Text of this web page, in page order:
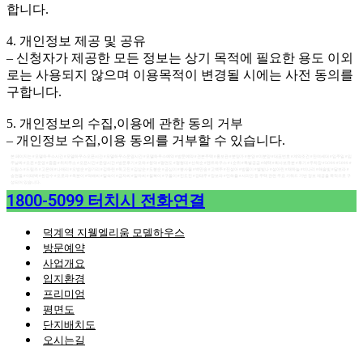
합니다.
4. 개인정보 제공 및 공유
– 신청자가 제공한 모든 정보는 상기 목적에 필요한 용도 이외
로는 사용되지 않으며 이용목적이 변경될 시에는 사전 동의를
구합니다.
5. 개인정보의 수집,이용에 관한 동의 거부
– 개인정보 수집,이용 동의를 거부할 수 있습니다.
1800-5099 터치시 전화연결
덕계역 지웰엘리움 모델하우스
방문예약
사업개요
입지환경
프리미엄
평면도
단지배치도
오시는길